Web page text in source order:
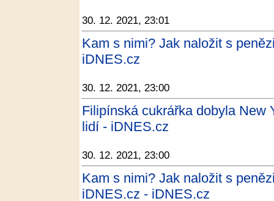
30. 12. 2021, 23:01
Kam s nimi? Jak naložit s
iDNES.cz
30. 12. 2021, 23:00
Filipínská cukrářka dobyla New
lidí - iDNES.cz
30. 12. 2021, 23:00
Kam s nimi? Jak naložit s
iDNES.cz - iDNES.cz